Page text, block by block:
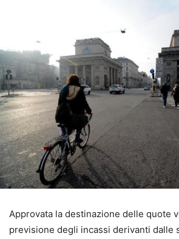
Approvata la destinazione delle quote
previsione degli incassi derivanti dalle